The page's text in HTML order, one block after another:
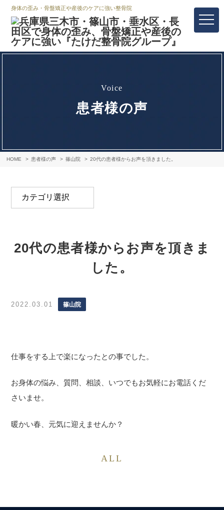
身体の歪み・骨盤矯正や産後のケアに強い整骨院
voice
患者様の声
HOME 患者様の声 篠山院 20代の患者様からお声を頂きました。
20代の患者様からお声を頂きま
した。
2022.03.01 篠山院
仕事をする上で楽になったとの事でした。
お身体の悩み、質問、相談、いつでもお気軽にお電話くだ
さいませ。
暖かい春、元気に迎えませんか？
ALL